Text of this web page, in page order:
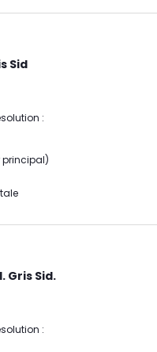
Sid
:
principal)
Gris Sid.
: